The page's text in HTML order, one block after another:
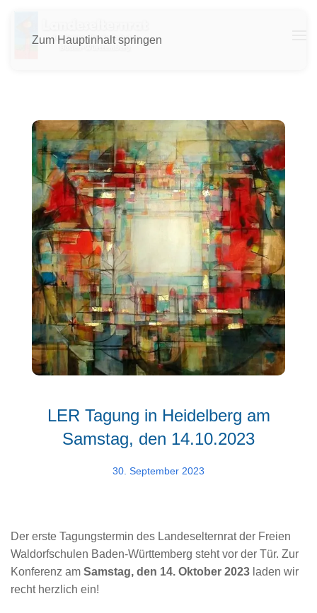
Zum Hauptinhalt springen
LER Tagung in Heidelberg am
Samstag, den 14.10.2023
30. September 2023
Der erste Tagungstermin des Landeselternrat der Freien
Waldorfschulen Baden-Württemberg steht vor der Tür. Zur
Konferenz am Samstag, den 14. Oktober 2023 laden wir
recht herzlich ein!